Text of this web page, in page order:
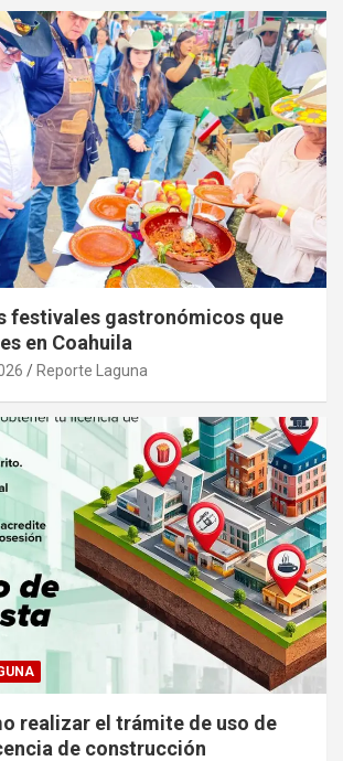
festivales gastronómicos que
en Coahuila
Reporte Laguna
realizar el trámite de uso de
de construcción